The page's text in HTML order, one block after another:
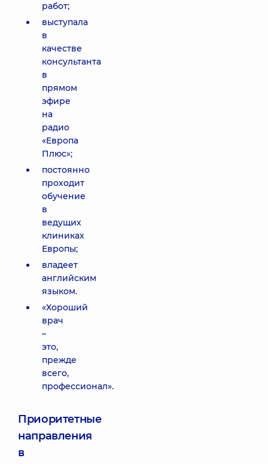
работ;
выступала
в
качестве
консультанта
в
прямом
эфире
на
радио
«Европа
Плюс»;
постоянно
проходит
обучение
в
ведущих
клиниках
Европы;
владеет
английским
языком.
«Хороший
врач
–
это,
прежде
всего,
профессионал».
Приоритетные
направления
в